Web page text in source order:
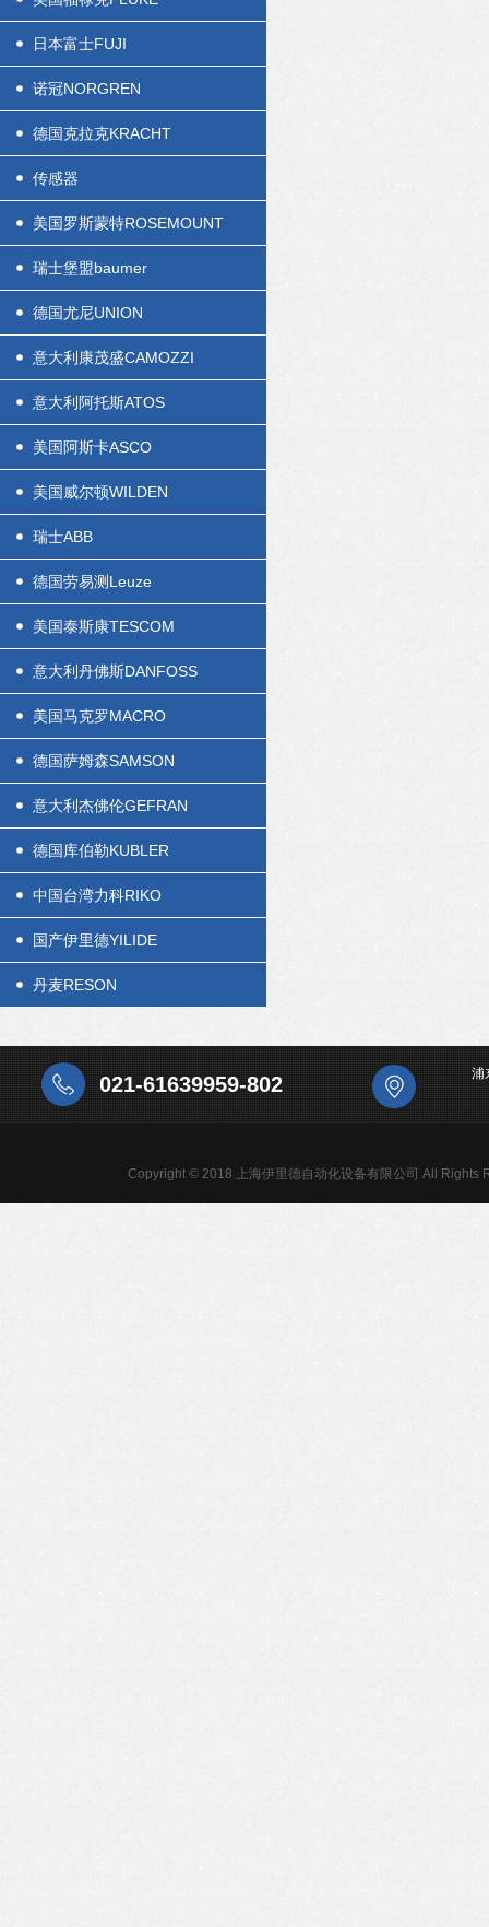
日本富士FUJI
诺冠NORGREN
德国克拉克KRACHT
传感器
美国罗斯蒙特ROSEMOUNT
瑞士堡盟baumer
德国尤尼UNION
意大利康茂盛CAMOZZI
意大利阿托斯ATOS
美国阿斯卡ASCO
美国威尔顿WILDEN
瑞士ABB
德国劳易测Leuze
美国泰斯康TESCOM
意大利丹佛斯DANFOSS
美国马克罗MACRO
德国萨姆森SAMSON
意大利杰佛伦GEFRAN
德国库伯勒KUBLER
中国台湾力科RIKO
国产伊里德YILIDE
丹麦RESON
021-61639959-802 浦
Copyright © 2018 上海伊里德自动化设备有限公司 All Rights